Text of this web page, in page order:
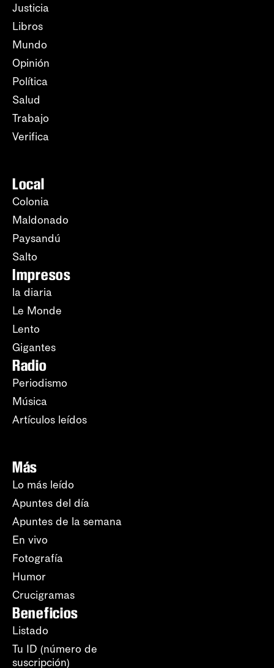
Justicia
Libros
Mundo
Opinión
Política
Salud
Trabajo
Verifica
Local
Colonia
Maldonado
Paysandú
Salto
Impresos
la diaria
Le Monde
Lento
Gigantes
Radio
Periodismo
Música
Artículos leídos
Más
Lo más leído
Apuntes del día
Apuntes de la semana
En vivo
Fotografía
Humor
Crucigramas
Beneficios
Listado
Tu ID (número de
suscripción)